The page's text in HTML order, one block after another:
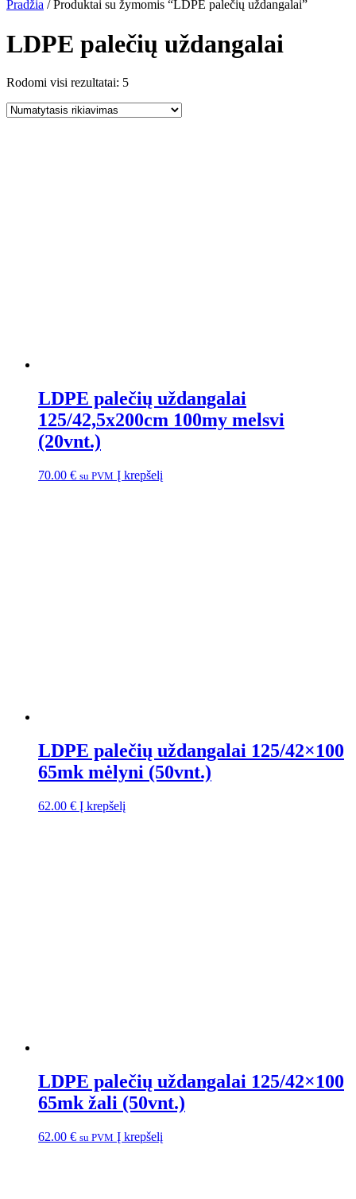
Pradžia / Produktai su žymomis “LDPE palečių uždangalai”
LDPE palečių uždangalai
Rodomi visi rezultatai: 5
LDPE palečių uždangalai
125/42,5x200cm 100my melsvi
(20vnt.)
70.00 € su PVM Į krepšelį
LDPE palečių uždangalai 125/42×100
65mk mėlyni (50vnt.)
62.00 € Į krepšelį
LDPE palečių uždangalai 125/42×100
65mk žali (50vnt.)
62.00 € su PVM Į krepšelį